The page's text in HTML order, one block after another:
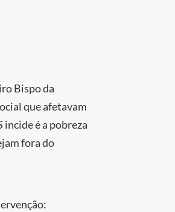
Bispo da
que afetavam
é a pobreza
fora do